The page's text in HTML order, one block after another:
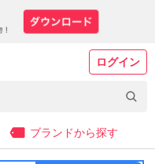
ログイン
ブランドから探す